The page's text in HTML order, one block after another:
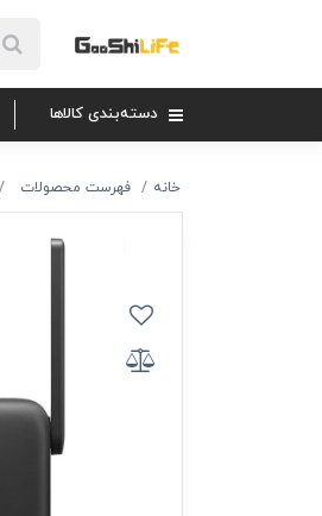
دسته‌بندی کالاها
خانه فهرست محصولات